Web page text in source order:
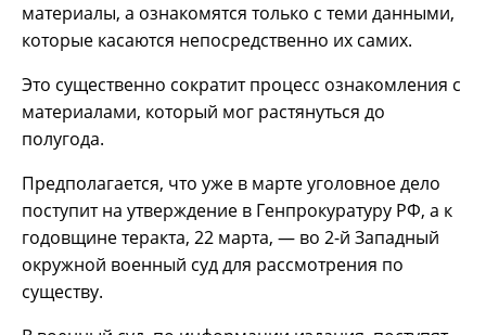
материалы, а ознакомятся только с теми данными,
которые касаются непосредственно их самих.
Это существенно сократит процесс ознакомления с
материалами, который мог растянуться до
полугода.
Предполагается, что уже в марте уголовное дело
поступит на утверждение в Генпрокуратуру РФ, а к
годовщине теракта, 22 марта, — во 2-й Западный
окружной военный суд для рассмотрения по
существу.